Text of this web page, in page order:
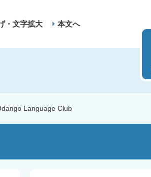
・文字拡大 本文へ
Language Club